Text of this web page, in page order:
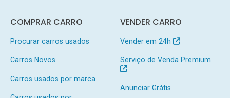
COMPRAR CARRO
Procurar carros usados
Carros Novos
Carros usados por marca
VENDER CARRO
Vender em 24h
Serviço de Venda Premium
Anunciar Grátis